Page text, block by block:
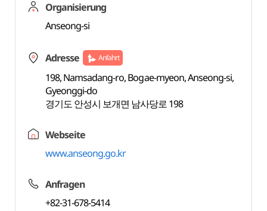
Organisierung
Anseong-si
Adresse Anfahrt
198, Namsadang-ro, Bogae-myeon, Anseong-si,
Gyeonggi-do
경기도 안성시 보개면 남사당로 198
Webseite
www.anseong.go.kr
Anfragen
+82-31-678-5414